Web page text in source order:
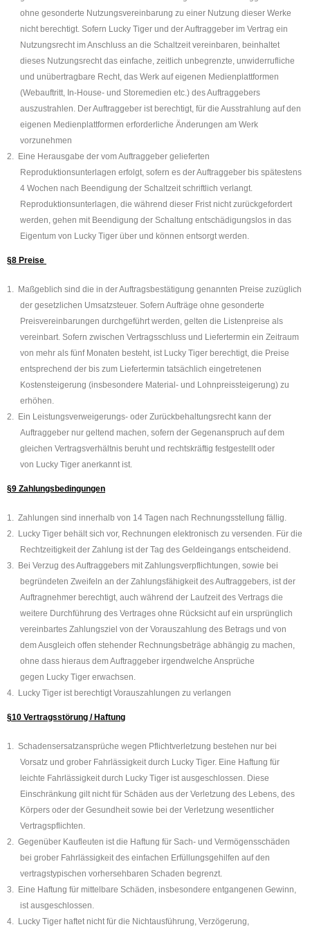
ohne gesonderte Nutzungsvereinbarung zu einer Nutzung dieser Werke
nicht berechtigt. Sofern Lucky Tiger und der Auftraggeber im Vertrag ein
Nutzungsrecht im Anschluss an die Schaltzeit vereinbaren, beinhaltet
dieses Nutzungsrecht das einfache, zeitlich unbegrenzte, unwiderrufliche
und unübertragbare Recht, das Werk auf eigenen Medienplattformen
(Webauftritt, In-House- und Storemedien etc.) des Auftraggebers
auszustrahlen. Der Auftraggeber ist berechtigt, für die Ausstrahlung auf den
eigenen Medienplattformen erforderliche Änderungen am Werk
vorzunehmen
2.
Eine Herausgabe der vom Auftraggeber gelieferten
Reproduktionsunterlagen erfolgt, sofern es der Auftraggeber bis spätestens
4 Wochen nach Beendigung der Schaltzeit schriftlich verlangt.
Reproduktionsunterlagen, die während dieser Frist nicht zurückgefordert
werden, gehen mit Beendigung der Schaltung entschädigungslos in das
Eigentum von Lucky Tiger über und können entsorgt werden.
§8 Preise
1.
Maßgeblich sind die in der Auftragsbestätigung genannten Preise zuzüglich
der gesetzlichen Umsatzsteuer. Sofern Aufträge ohne gesonderte
Preisvereinbarungen durchgeführt werden, gelten die Listenpreise als
vereinbart. Sofern zwischen Vertragsschluss und Liefertermin ein Zeitraum
von mehr als fünf Monaten besteht, ist Lucky Tiger berechtigt, die Preise
entsprechend der bis zum Liefertermin tatsächlich eingetretenen
Kostensteigerung (insbesondere Material- und Lohnpreissteigerung) zu
erhöhen.
2.
Ein Leistungsverweigerungs- oder Zurückbehaltungsrecht kann der
Auftraggeber nur geltend machen, sofern der Gegenanspruch auf dem
gleichen Vertragsverhältnis beruht und rechtskräftig festgestellt oder
von Lucky Tiger anerkannt ist.
§9 Zahlungsbedingungen
1.
Zahlungen sind innerhalb von 14 Tagen nach Rechnungsstellung fällig.
2.
Lucky Tiger behält sich vor, Rechnungen elektronisch zu versenden. Für die
Rechtzeitigkeit der Zahlung ist der Tag des Geldeingangs entscheidend.
3.
Bei Verzug des Auftraggebers mit Zahlungsverpflichtungen, sowie bei
begründeten Zweifeln an der Zahlungsfähigkeit des Auftraggebers, ist der
Auftragnehmer berechtigt, auch während der Laufzeit des Vertrags die
weitere Durchführung des Vertrages ohne Rücksicht auf ein ursprünglich
vereinbartes Zahlungsziel von der Vorauszahlung des Betrags und von
dem Ausgleich offen stehender Rechnungsbeträge abhängig zu machen,
ohne dass hieraus dem Auftraggeber irgendwelche Ansprüche
gegen Lucky Tiger erwachsen.
4.
Lucky Tiger ist berechtigt Vorauszahlungen zu verlangen
§10 Vertragsstörung / Haftung
1.
Schadensersatzansprüche wegen Pflichtverletzung bestehen nur bei
Vorsatz und grober Fahrlässigkeit durch Lucky Tiger. Eine Haftung für
leichte Fahrlässigkeit durch Lucky Tiger ist ausgeschlossen. Diese
Einschränkung gilt nicht für Schäden aus der Verletzung des Lebens, des
Körpers oder der Gesundheit sowie bei der Verletzung wesentlicher
Vertragspflichten.
2.
Gegenüber Kaufleuten ist die Haftung für Sach- und Vermögensschäden
bei grober Fahrlässigkeit des einfachen Erfüllungsgehilfen auf den
vertragstypischen vorhersehbaren Schaden begrenzt.
3.
Eine Haftung für mittelbare Schäden, insbesondere entgangenen Gewinn,
ist ausgeschlossen.
4.
Lucky Tiger haftet nicht für die Nichtausführung, Verzögerung,